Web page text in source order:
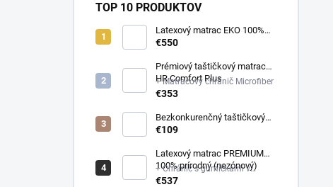
TOP 10 PRODUKTOV
Latexový matrac EKO 100%
prírodný (multizónový)
€550
Prémiový taštičkový matrac
HR Comfort Plus
+ Matracový chránič Microfiber
€353
Bezkonkurenčný taštičkový
matrac Optima
€109
Latexový matrac PREMIUM
100% prírodný (nezónový)
+ Chránič s gumičkami v
poťahovej látke matraca +
€537